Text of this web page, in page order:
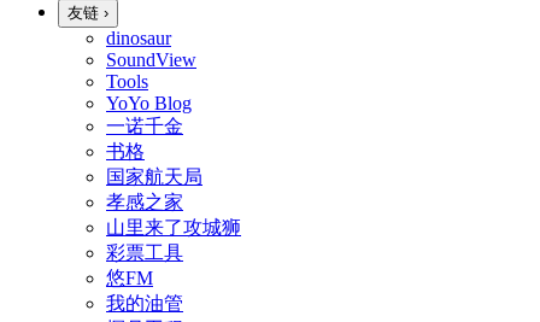
友链 ›
dinosaur
SoundView
Tools
YoYo Blog
一诺千金
书格
国家航天局
孝感之家
山里来了攻城狮
彩票工具
悠FM
我的油管